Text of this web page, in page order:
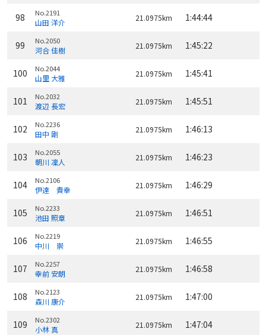
98 No.2191
山田 洋介 21.0975km 1:44:44
99 No.2050
河合 佳樹 21.0975km 1:45:22
100 No.2044
山里 大雅 21.0975km 1:45:41
101 No.2032
渡辺 長宏 21.0975km 1:45:51
102 No.2236
田中 剛 21.0975km 1:46:13
103 No.2055
朝川 凜人 21.0975km 1:46:23
104 No.2106
伊達 貴幸 21.0975km 1:46:29
105 No.2233
池田 照章 21.0975km 1:46:51
106 No.2219
中川 崇 21.0975km 1:46:55
107 No.2257
幸前 安朗 21.0975km 1:46:58
108 No.2123
森川 康介 21.0975km 1:47:00
109 No.2302
小林 真 21.0975km 1:47:04